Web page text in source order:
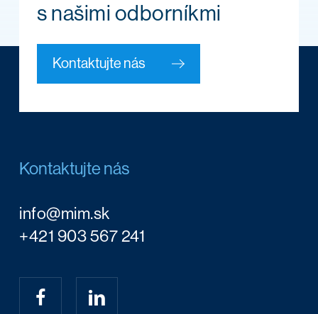
s našimi odborníkmi
Kontaktujte nás
Kontaktujte nás
info@mim.sk
+421 903 567 241